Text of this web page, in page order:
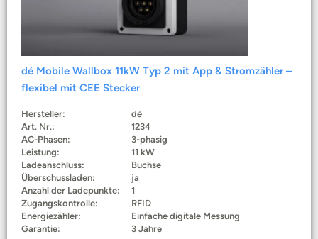
dé Mobile Wallbox 11kW Typ 2 mit App & Stromzähler –
flexibel mit CEE Stecker
Hersteller:
dé
Art. Nr.:
1234
AC-Phasen:
3-phasig
Leistung:
11 kW
Ladeanschluss:
Buchse
Überschussladen:
ja
Anzahl der Ladepunkte:
1
Zugangskontrolle:
RFID
Energiezähler:
Einfache digitale Messung
Garantie:
3 Jahre